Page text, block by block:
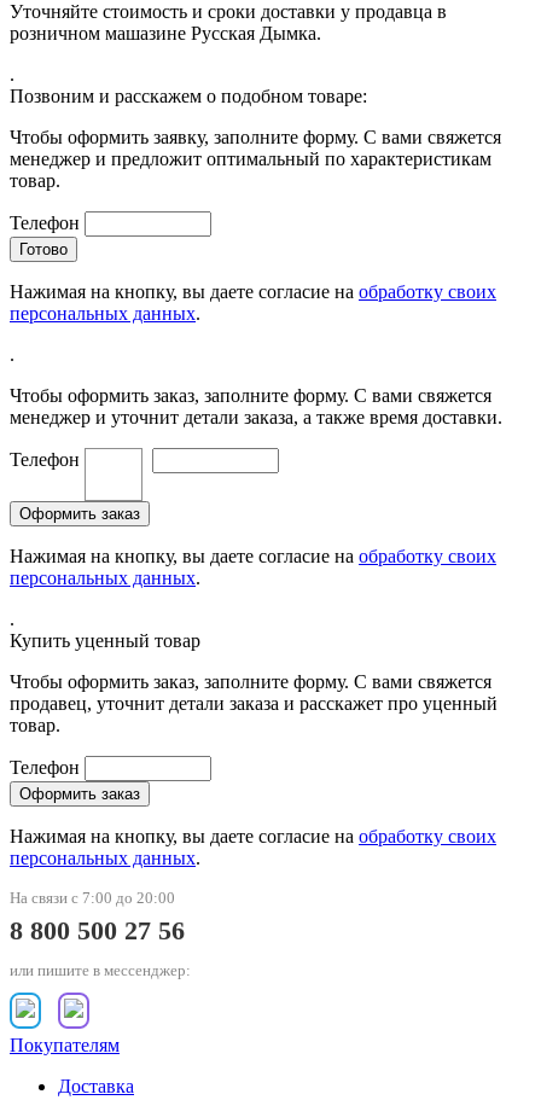
Уточняйте стоимость и сроки доставки у продавца в
розничном машазине Русская Дымка.
.
Позвоним и расскажем о подобном товаре:
Чтобы оформить заявку, заполните форму. С вами свяжется
менеджер и предложит оптимальный по характеристикам
товар.
Телефон
Нажимая на кнопку, вы даете согласие на обработку своих
персональных данных.
.
Чтобы оформить заказ, заполните форму. С вами свяжется
менеджер и уточнит детали заказа, а также время доставки.
Телефон
Нажимая на кнопку, вы даете согласие на обработку своих
персональных данных.
.
Купить уценный товар
Чтобы оформить заказ, заполните форму. С вами свяжется
продавец, уточнит детали заказа и расскажет про уценный
товар.
Телефон
Нажимая на кнопку, вы даете согласие на обработку своих
персональных данных.
На связи с 7:00 до 20:00
8 800 500 27 56
или пишите в мессенджер:
Покупателям
Доставка